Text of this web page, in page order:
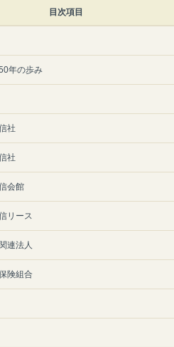
目次項目
年の歩み
社
社
会館
リース
連法人
険組合